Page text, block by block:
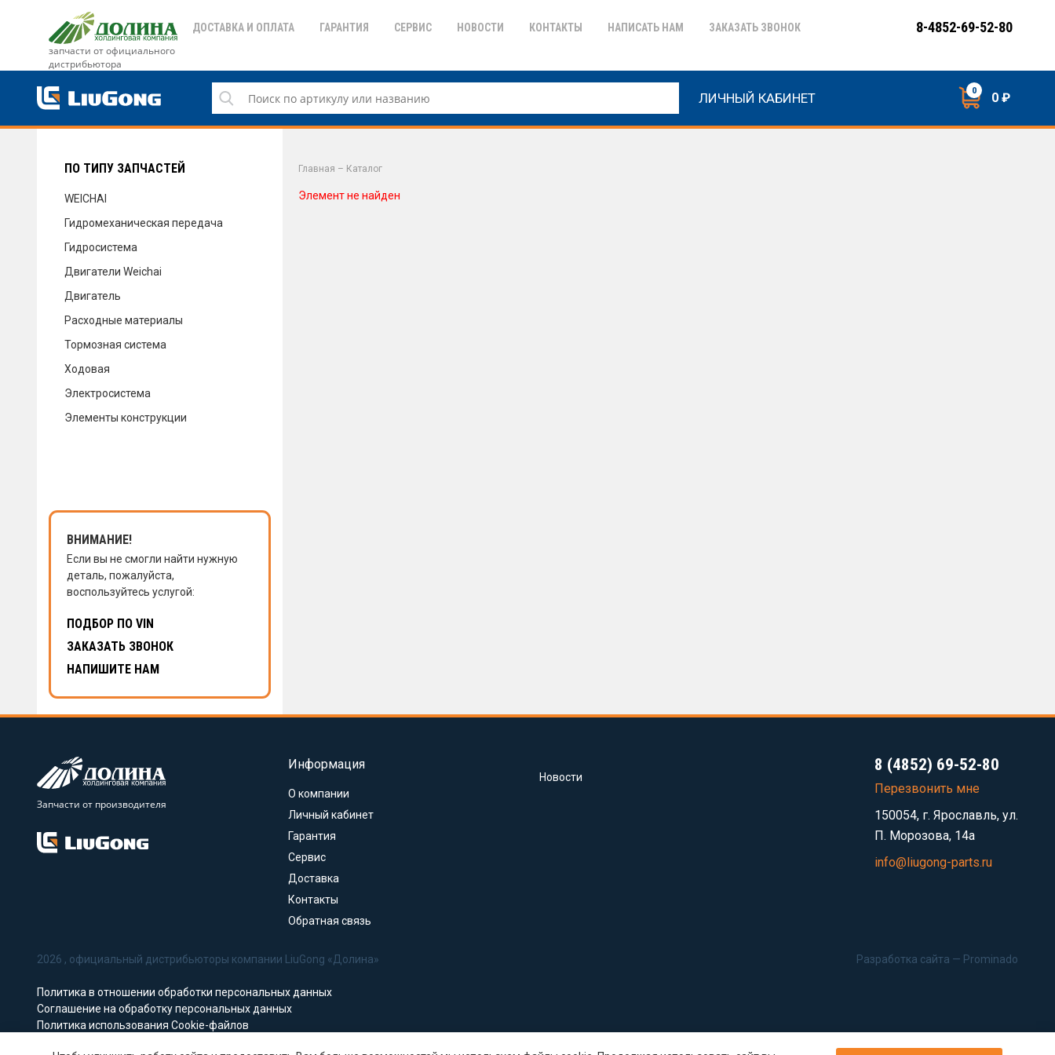
запчасти от официального
дистрибьютора
ДОСТАВКА И ОПЛАТА ГАРАНТИЯ СЕРВИС НОВОСТИ КОНТАКТЫ НАПИСАТЬ НАМ ЗАКАЗАТЬ ЗВОНОК
ДОСТАВКА И ОПЛАТА
СЕРВИС
ЗАКАЗАТЬ ЗВОНОК
8-4852-69-52-80
ЛИЧНЫЙ КАБИНЕТ 0 0 ₽
ПО ТИПУ ЗАПЧАСТЕЙ
WEICHAI
Гидромеханическая передача
Гидросистема
Двигатели Weichai
Двигатель
Расходные материалы
Тормозная система
Ходовая
Электросистема
Элементы конструкции
ВНИМАНИЕ!
Если вы не смогли найти нужную
деталь, пожалуйста,
воспользуйтесь услугой:
ПОДБОР ПО VIN
ЗАКАЗАТЬ ЗВОНОК
НАПИШИТЕ НАМ
Главная – Каталог
Элемент не найден
Запчасти от производителя
Информация
О компании
Личный кабинет
Гарантия
Сервис
Доставка
Контакты
Обратная связь
Новости
8 (4852) 69-52-80
Перезвонить мне
150054, г. Ярославль, ул.
П. Морозова, 14а
info@liugong-parts.ru
2026 , официальный дистрибьюторы компании LiuGong «Долина»
Политика в отношении обработки персональных данных
Соглашение на обработку персональных данных
Политика использования Cookie-файлов
Разработка сайта — Prominado